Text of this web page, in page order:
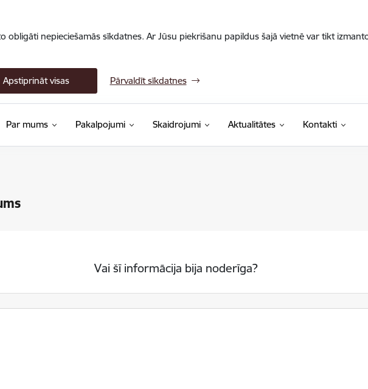
obligāti nepieciešamās sīkdatnes. Ar Jūsu piekrišanu papildus šajā vietnē var tikt
Apstiprināt visas Pārvaldīt sīkdatnes
Par mums Pakalpojumi Skaidrojumi Aktualitātes Kontakti
Vai šī informācija bija noderīga?